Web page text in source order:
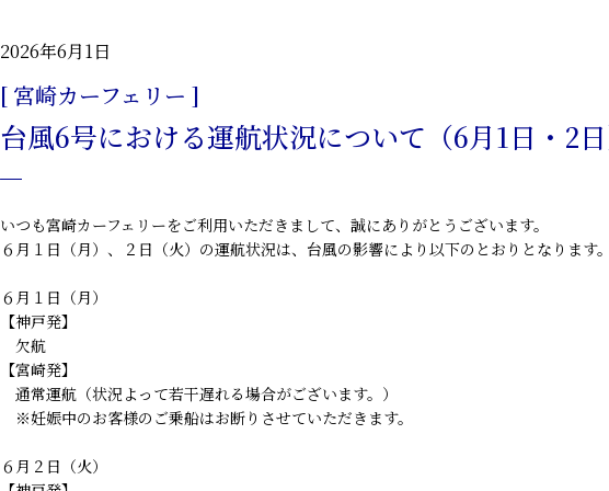
2026年6月1日
[ 宮崎カーフェリー ]
台風6号における運航状況について（6月1日・2
いつも宮崎カーフェリーをご利用いただきまして、誠にありがとうございます。
６月１日（月）、２日（火）の運航状況は、台風の影響により以下のとおりとなります
６月１日（月）
【神戸発】
欠航
【宮崎発】
通常運航（状況よって若干遅れる場合がございます。）
※妊娠中のお客様のご乗船はお断りさせていただきます。
６月２日（火）